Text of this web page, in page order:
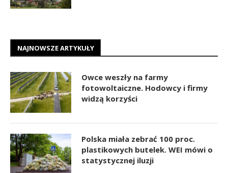
NAJNOWSZE ARTYKUŁY
Owce weszły na farmy
fotowoltaiczne. Hodowcy i firmy
widzą korzyści
Polska miała zebrać 100 proc.
plastikowych butelek. WEI mówi o
statystycznej iluzji